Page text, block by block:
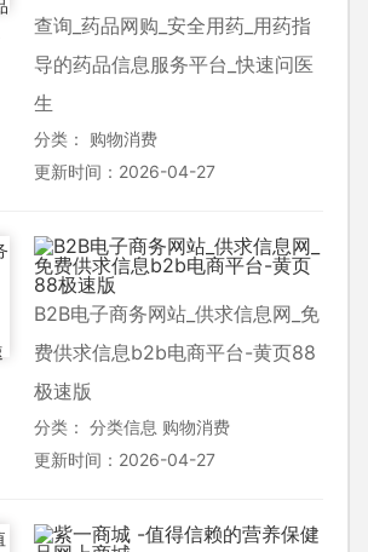
查询_药品网购_安全用药_用药指
导的药品信息服务平台_快速问医
生
分类： 购物消费
更新时间：2026-04-27
B2B电子商务网站_供求信息网_免
费供求信息b2b电商平台-黄页88
极速版
分类： 分类信息 购物消费
更新时间：2026-04-27